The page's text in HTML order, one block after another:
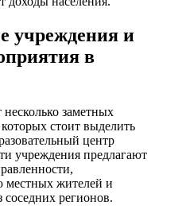
учреждения и
в
заметных
стоит выделить
центр
учреждения предлагают
местных жителей и
регионов.